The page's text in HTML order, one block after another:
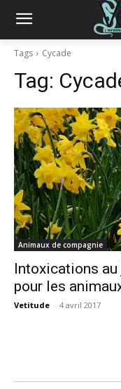
Tags Cycade
Tag:
Animaux de compagnie
Intoxications
pour les
Vetitude - 4 avril 2017